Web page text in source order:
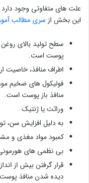
علت های متفاوتی وجود
این بخش از سری مطالب
سطح تولید بالای
پوست است.
اطراف منافذ، خاصیت
فولیکول های ضخیم
منافذ باز پوست است.
وراثت یا ژنتیک
به دلیل افزایش سن،
کمبود مواد مغذی و
بی نظمی های
قرار گرفتن بیش از
دیده شدن منافذ